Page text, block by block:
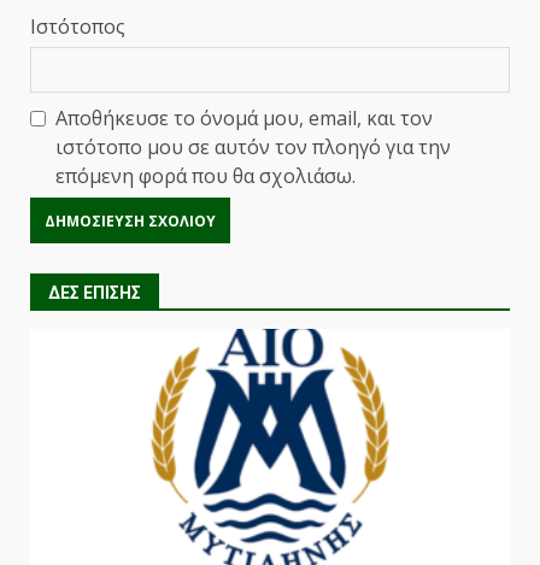
Ιστότοπος
Αποθήκευσε το όνομά μου, email, και τον
ιστότοπο μου σε αυτόν τον πλοηγό για την
επόμενη φορά που θα σχολιάσω.
ΔΕΣ ΕΠΙΣΗΣ